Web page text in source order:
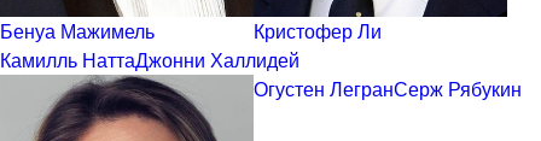
Бенуа Мажимель
Кристофер Ли
Камилль НаттаДжонни Халлидей
Огустен ЛегранСерж Рябукин